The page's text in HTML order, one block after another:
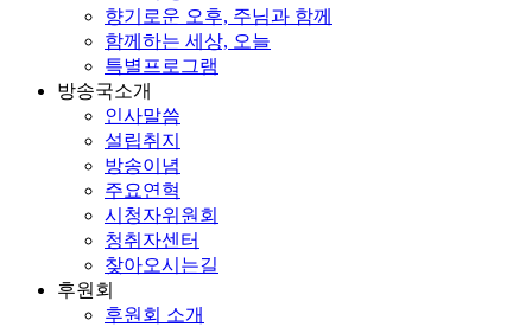
향기로운 오후, 주님과 함께
함께하는 세상, 오늘
특별프로그램
방송국소개
인사말씀
설립취지
방송이념
주요연혁
시청자위원회
청취자센터
찾아오시는길
후원회
후원회 소개